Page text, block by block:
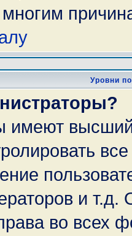
Уровни
имеют
и
во всех